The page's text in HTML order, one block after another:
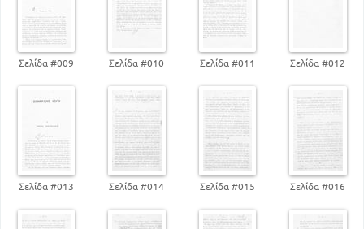
Σελίδα #009 Σελίδα #010 Σελίδα #011 Σελίδα #012
Σελίδα #013 Σελίδα #014 Σελίδα #015 Σελίδα #016